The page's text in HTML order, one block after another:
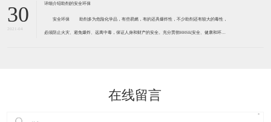
得越来越广泛的应用，从化妆品、烟盒、酒
30
2021-04
详细介绍助剂的安全环保
安全环保 助剂多为危险化学品，有些易燃，有的还具爆炸性，不少助剂还有较大的毒性，
必须防止火灾、避免爆炸、远离中毒，保证人身和财产的安全。充分贯彻HHSE(安全、健康和环境)
在线留言